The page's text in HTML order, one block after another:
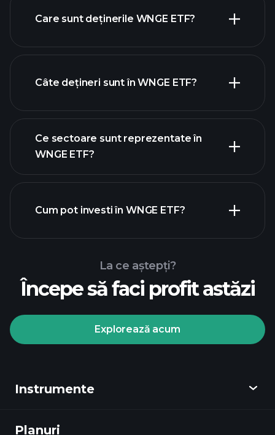
Care sunt deținerile WNGE ETF?
holdings
Câte dețineri sunt în WNGE ETF?
holdings
Ce sectoare sunt reprezentate în
WNGE ETF?
Cum pot investi în WNGE ETF?
La ce aștepți?
Începe să faci profit astăzi
Explorează acum
Instrumente
Descoperă
Planuri